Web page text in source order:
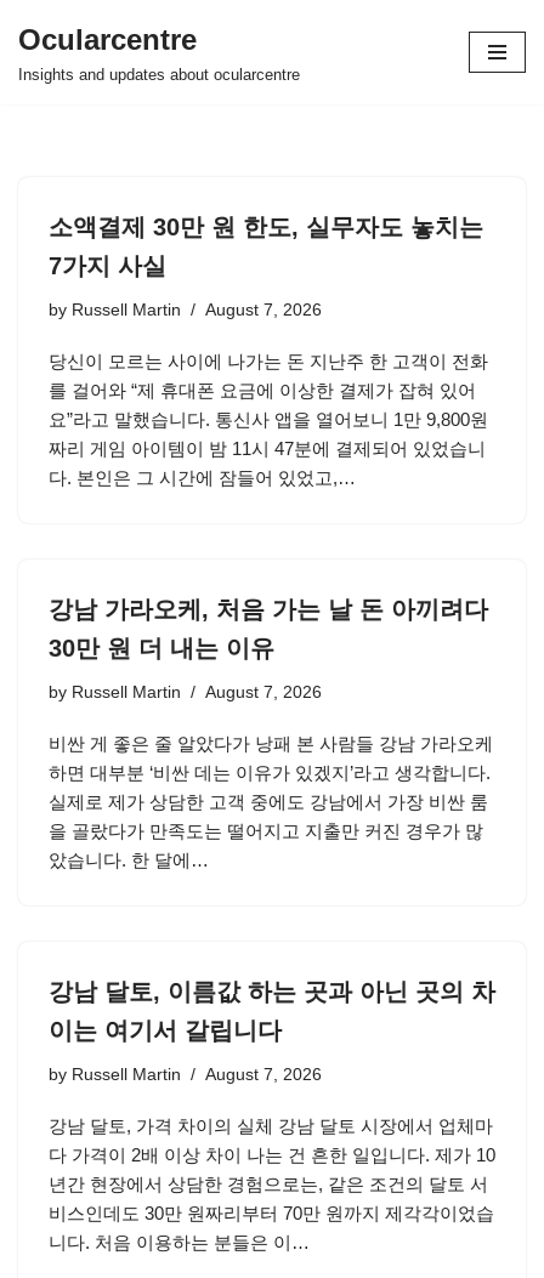
Skip
Ocularcentre
Insights and updates about ocularcentre
소액결제 30만 원 한도, 실무자도 놓치는
7가지 사실
by Russell Martin August 7, 2026
당신이 모르는 사이에 나가는 돈 지난주 한 고객이 전화
를 걸어와 “제 휴대폰 요금에 이상한 결제가 잡혀 있어
요”라고 말했습니다. 통신사 앱을 열어보니 1만 9,800원
짜리 게임 아이템이 밤 11시 47분에 결제되어 있었습니
다. 본인은 그 시간에 잠들어 있었고,…
강남 가라오케, 처음 가는 날 돈 아끼려다
30만 원 더 내는 이유
by Russell Martin August 7, 2026
비싼 게 좋은 줄 알았다가 낭패 본 사람들 강남 가라오케
하면 대부분 ‘비싼 데는 이유가 있겠지’라고 생각합니다.
실제로 제가 상담한 고객 중에도 강남에서 가장 비싼 룸
을 골랐다가 만족도는 떨어지고 지출만 커진 경우가 많
았습니다. 한 달에…
강남 달토, 이름값 하는 곳과 아닌 곳의 차
이는 여기서 갈립니다
by Russell Martin August 7, 2026
강남 달토, 가격 차이의 실체 강남 달토 시장에서 업체마
다 가격이 2배 이상 차이 나는 건 흔한 일입니다. 제가 10
년간 현장에서 상담한 경험으로는, 같은 조건의 달토 서
비스인데도 30만 원짜리부터 70만 원까지 제각각이었습
니다. 처음 이용하는 분들은 이…